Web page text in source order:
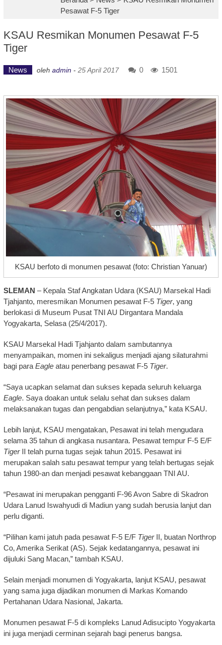
Pesawat F-5 Tiger
KSAU Resmikan Monumen Pesawat F-5
Tiger
News oleh admin - 25 April 2017 0 1501
KSAU berfoto di monumen pesawat (foto: Christian Yanuar)
SLEMAN – Kepala Staf Angkatan Udara (KSAU) Marsekal Hadi
Tjahjanto, meresmikan Monumen pesawat F-5 Tiger, yang
berlokasi di Museum Pusat TNI AU Dirgantara Mandala
Yogyakarta, Selasa (25/4/2017).
KSAU Marsekal Hadi Tjahjanto dalam sambutannya
menyampaikan, momen ini sekaligus menjadi ajang silaturahmi
bagi para Eagleatau penerbang pesawat F-5 Tiger.
“Saya ucapkan selamat dan sukses kepada seluruh keluarga
Eagle. Saya doakan untuk selalu sehat dan sukses dalam
melaksanakan tugas dan pengabdian selanjutnya,” kata KSAU.
Lebih lanjut, KSAU mengatakan, Pesawat ini telah mengudara
selama 35 tahun di angkasa nusantara. Pesawat tempur F-5 E/F
TigerII telah purna tugas sejak tahun 2015. Pesawat ini
merupakan salah satu pesawat tempur yang telah bertugas sejak
tahun 1980-an dan menjadi pesawat kebanggaan TNI AU.
“Pesawat ini merupakan pengganti F-96 Avon Sabre di Skadron
Udara Lanud Iswahyudi di Madiun yang sudah berusia lanjut dan
perlu diganti.
“Pilihan kami jatuh pada pesawat F-5 E/F TigerII, buatan Northrop
Co, Amerika Serikat (AS). Sejak kedatangannya, pesawat ini
dijuluki Sang Macan,” tambah KSAU.
Selain menjadi monumen di Yogyakarta, lanjut KSAU, pesawat
yang sama juga dijadikan monumen di Markas Komando
Pertahanan Udara Nasional, Jakarta.
Monumen pesawat F-5 di kompleks Lanud Adisucipto Yogyakarta
ini juga menjadi cerminan sejarah bagi penerus bangsa.